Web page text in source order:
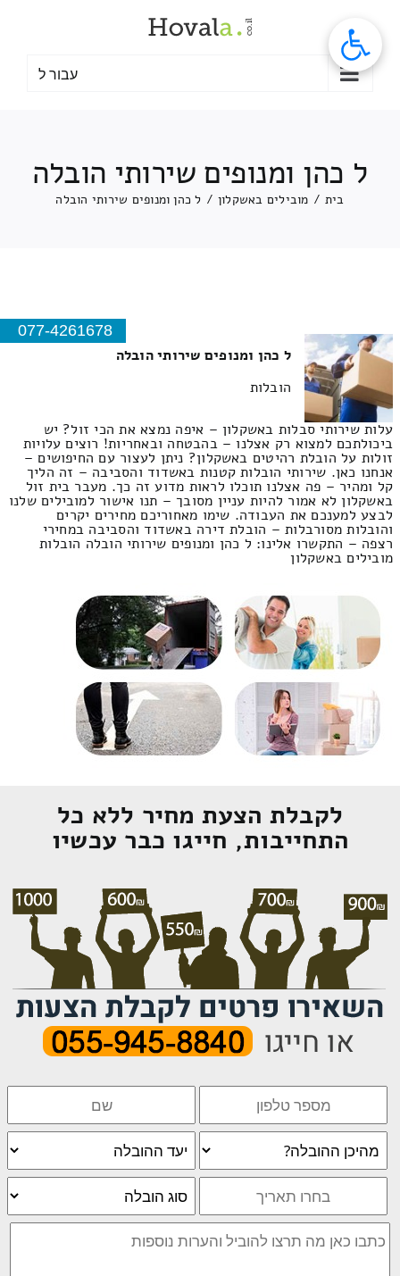
עבור ל
ל כהן ומנופים שירותי הובלה
בית / מובילים באשקלון / ל כהן ומנופים שירותי הובלה
077-4261678
ל כהן ומנופים שירותי הובלה
הובלות
עלות שירותי סבלות באשקלון – איפה נמצא את הכי זול? יש
ביכולתכם למצוא רק אצלנו – בהבטחה ובאחריות! רוצים עלויות
זולות על הובלת רהיטים באשקלון? ניתן לעצור עם החיפושים –
אנחנו כאן. שירותי הובלות קטנות באשדוד והסביבה – זה הליך
קל ומהיר – פה אצלנו תוכלו לראות מדוע זה כך. מעבר בית זול
באשקלון לא אמור להיות עניין מסובך – תנו אישור למובילים שלנו
לבצע למענכם את העבודה. שימו מאחוריכם מחירים יקרים
והובלות מסורבלות – הובלת דירה באשדוד והסביבה במחירי
רצפה – התקשרו אלינו: ל כהן ומנופים שירותי הובלה הובלות
מובילים באשקלון
לקבלת הצעת מחיר ללא כל
התחייבות, חייגו כבר עכשיו